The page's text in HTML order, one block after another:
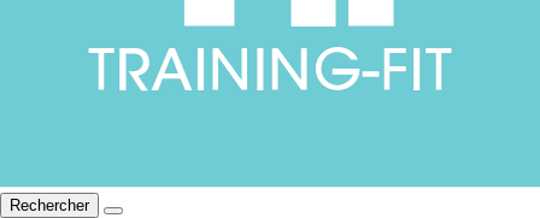
Rechercher